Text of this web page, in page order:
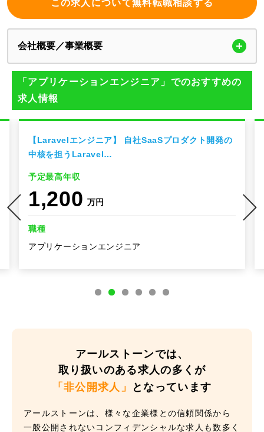
この求人について無料転職相談する
会社概要／事業概要
「アプリケーションエンジニア」でのおすすめの
求人情報
【Laravelエンジニア】 自社SaaSプロダクト開発の
中核を担うLaravel…
予定最高年収
1,200 万円
職種
アプリケーションエンジニア
アールストーンでは、
取り扱いのある求人の多くが
「非公開求人」
となっています
アールストーンは、様々な企業様との信頼関係から
一般公開されないコンフィデンシャルな求人も数多く